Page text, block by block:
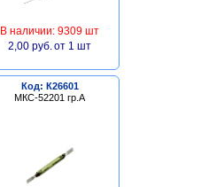
В наличии: 9309 шт
2,00 руб. от 1 шт
Код: К26601
МКС-52201 гр.А